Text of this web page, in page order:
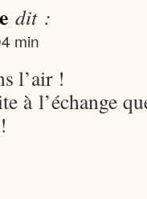
dit :
min
l’air !
à l’échange